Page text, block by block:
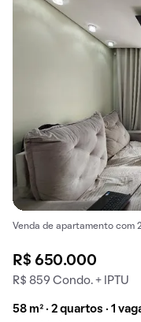
Venda de apartamento com
R$ 650.000
R$ 859 Condo. + IPTU
58 m² · 2 quartos · 1